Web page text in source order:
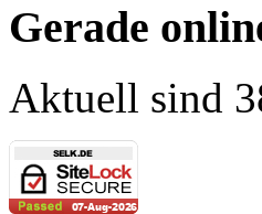
Gerade
Aktuell sind